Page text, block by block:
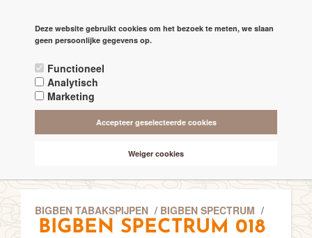
check RECHTSTREEKS VAN DE 'MAKERS'
check
check ONLINE VEILIG & SNEL BETALEN
BIGBEN TABAKSPIJPEN / BIGBEN SPECTRUM /
BIGBEN SPECTRUM 018
Deze website gebruikt cookies om het bezoek te meten, we slaan
geen persoonlijke gegevens op.
Functioneel
Analytisch
Marketing
Accepteer geselecteerde cookies
Weiger cookies